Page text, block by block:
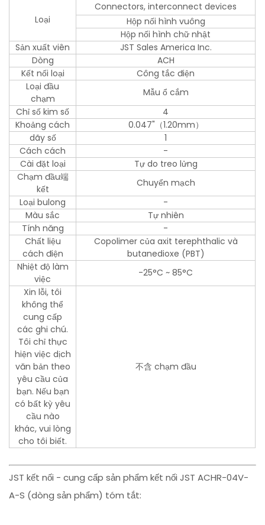
Loại
Connectors, interconnect devices
Hộp nối hình vuông
Hộp nối hình chữ nhật
Sản xuất viên
JST Sales America Inc.
Dòng
ACH
Kết nối loại
Công tắc điện
Loại đầu
chạm
Mẫu ổ cắm
Chỉ số kim số
4
Khoảng cách
0.047"（1.20mm）
dãy số
1
Cách cách
-
Cài đặt loại
Tự do treo lửng
Chạm đầu端
kết
Chuyển mạch
Loại bulong
-
Màu sắc
Tự nhiên
Tính năng
-
Chất liệu
cách điện
Copolimer của axit terephthalic và
butanedioxe (PBT)
Nhiệt độ làm
việc
-25°C ~ 85°C
Xin lỗi, tôi
không thể
cung cấp
các ghi chú.
Tôi chỉ thực
hiện việc dịch
văn bản theo
yêu cầu của
bạn. Nếu bạn
có bất kỳ yêu
cầu nào
khác, vui lòng
cho tôi biết.
不含 chạm đầu
JST kết nối - cung cấp sản phẩm kết nối JST ACHR-04V-
A-S (dòng sản phẩm) tóm tắt: